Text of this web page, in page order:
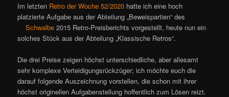
Im letzten Retro der Woche 52/2020 hatte ich eine hoch
platzierte Aufgabe aus der Abteilung „Beweispartien“ des
Schwalbe 2015 Retro-Preisberichts vorgestellt, heute nun ein
solches Stück aus der Abteilung „Klassische Retros“.
Die drei Preise zeigen höchst unterschiedliche, aber allesamt
sehr komplexe Verteidigungsrückzüger; ich möchte euch die
darauf folgende Auszeichnung vorstellen, die schon mit ihrer
höchst originellen Aufgabenstellung hoffentlich zum Lösen reizt.